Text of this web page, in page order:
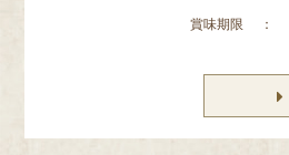
賞味期限 ：